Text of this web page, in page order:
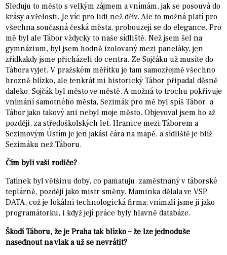
Sleduju to město s velkým zájmem a vnímám, jak se posouvá do
krásy a vřelosti. Je víc pro lidi než dřív. Ale to možná platí pro
všechna současná česká města, probouzejí se do elegance. Pro
mě byl ale Tábor vždycky to naše sídliště. Než jsem šel na
gymnázium, byl jsem hodně izolovaný mezi paneláky, jen
zřídkakdy jsme přicházeli do centra. Ze Sojčáku už musíte do
Tábora vyjet. V pražském měřítku je tam samozřejmě všechno
hrozně blízko, ale tenkrát mi historický Tábor připadal děsně
daleko. Sojčák byl město ve městě. A možná to trochu pokřivuje
vnímání samotného města, Sezimák pro mě byl spíš Tábor, a
Tábor jako takový ani nebyl moje město. Objevoval jsem ho až
později, za středoškolských let. Hranice mezi Táborem a
Sezimovým Ústím je jen jakási čára na mapě, a sídliště je blíž
Sezimáku než Táboru.
Čím byli vaši rodiče?
Tatínek byl většinu doby, co pamatuju, zaměstnaný v táborské
teplárně, později jako mistr směny. Maminka dělala ve VSP
DATA, což je lokální technologická firma; vnímali jsme ji jako
programátorku, i když její práce byly hlavně databáze.
Škodí Táboru, že je Praha tak blízko – že lze jednoduše
nasednout na vlak a už se nevrátit?